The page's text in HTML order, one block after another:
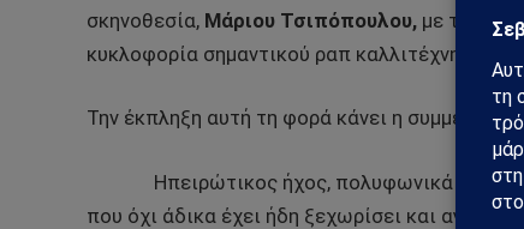
σκηνοθεσία, Μάριου Τσιπόπουλου, με τη
κυκλοφορία σημαντικού ραπ καλλιτέχνη.
Την έκπληξη αυτή τη φορά κάνει η συμμετοχή
Ηπειρώτικος ήχος, πολυφωνικά
που όχι άδικα έχει ήδη ξεχωρίσει και